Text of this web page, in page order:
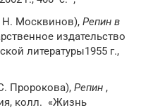
Москвинов), Репин в
издательство
литературы1955 г.,
Пророкова), Репин ,
колл. «Жизнь